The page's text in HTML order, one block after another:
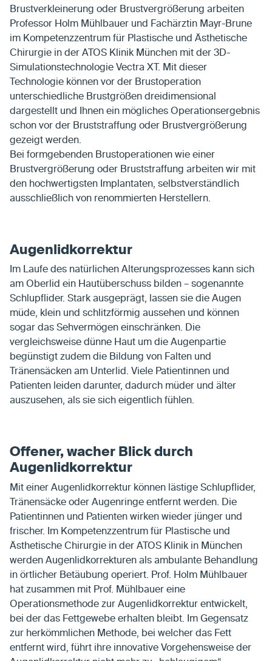
Brustverkleinerung oder Brustvergrößerung arbeiten
Professor Holm Mühlbauer und Fachärztin Mayr-Brune
im Kompetenzzentrum für Plastische und Ästhetische
Chirurgie in der ATOS Klinik München mit der 3D-
Simulationstechnologie Vectra XT. Mit dieser
Technologie können vor der Brustoperation
unterschiedliche Brustgrößen dreidimensional
dargestellt und Ihnen ein mögliches Operationsergebnis
schon vor der Bruststraffung oder Brustvergrößerung
gezeigt werden.
Bei formgebenden Brustoperationen wie einer
Brustvergrößerung oder Bruststraffung arbeiten wir mit
den hochwertigsten Implantaten, selbstverständlich
ausschließlich von renommierten Herstellern.
Augenlidkorrektur
Im Laufe des natürlichen Alterungsprozesses kann sich
am Oberlid ein Hautüberschuss bilden – sogenannte
Schlupflider. Stark ausgeprägt, lassen sie die Augen
müde, klein und schlitzförmig aussehen und können
sogar das Sehvermögen einschränken. Die
vergleichsweise dünne Haut um die Augenpartie
begünstigt zudem die Bildung von Falten und
Tränensäcken am Unterlid. Viele Patientinnen und
Patienten leiden darunter, dadurch müder und älter
auszusehen, als sie sich eigentlich fühlen.
Offener, wacher Blick durch
Augenlidkorrektur
Mit einer Augenlidkorrektur können lästige Schlupflider,
Tränensäcke oder Augenringe entfernt werden. Die
Patientinnen und Patienten wirken wieder jünger und
frischer. Im Kompetenzzentrum für Plastische und
Ästhetische Chirurgie in der ATOS Klinik in München
werden Augenlidkorrekturen als ambulante Behandlung
in örtlicher Betäubung operiert. Prof. Holm Mühlbauer
hat zusammen mit Prof. Mühlbauer eine
Operationsmethode zur Augenlidkorrektur entwickelt,
bei der das Fettgewebe erhalten bleibt. Im Gegensatz
zur herkömmlichen Methode, bei welcher das Fett
entfernt wird, führt ihre innovative Vorgehensweise der